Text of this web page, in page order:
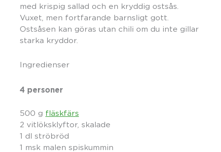
med krispig sallad och en kryddig ostsås.
Vuxet, men fortfarande barnsligt gott.
Ostsåsen kan göras utan chili om du inte gillar
starka kryddor.
Ingredienser
4 personer
500 g fläskfärs
2 vitlöksklyftor, skalade
1 dl ströbröd
1 msk malen spiskummin